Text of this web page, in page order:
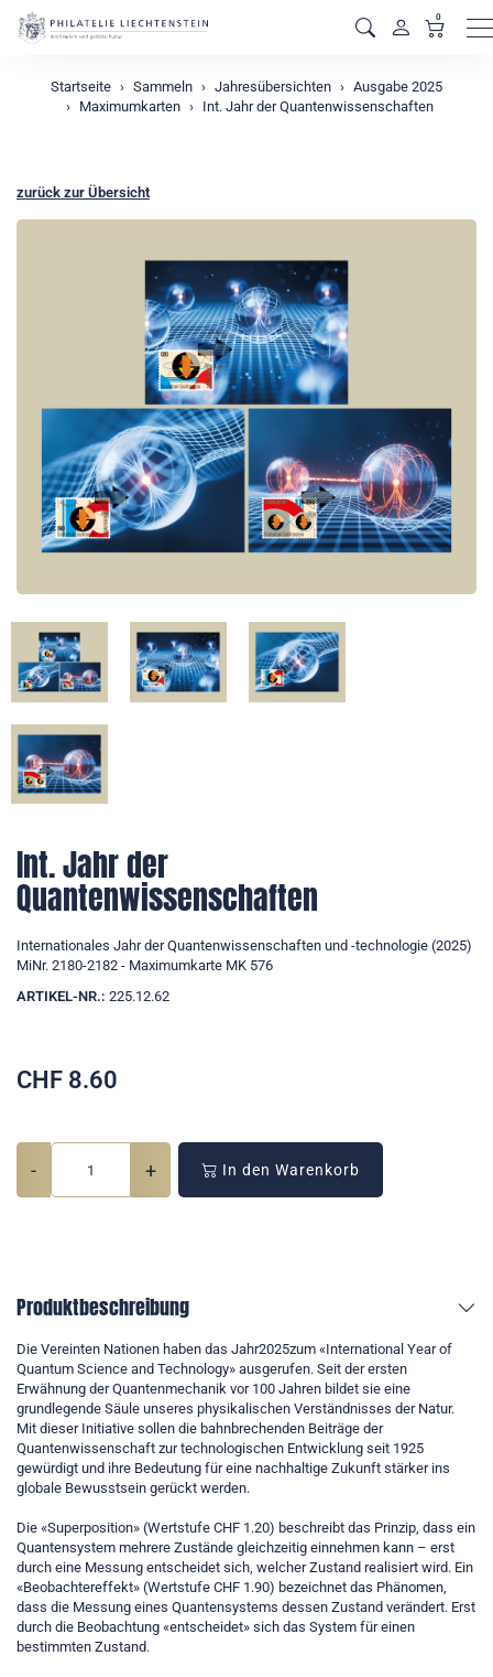
0
Startseite Sammeln Jahresübersichten
Ausgabe 2025
Maximumkarten
Int. Jahr der Quantenwissenschaften
zurück zur Übersicht
Int. Jahr der
Quantenwissenschaften
Internationales Jahr der Quantenwissenschaften und -technologie (2025)
MiNr. 2180-2182 - Maximumkarte MK 576
ARTIKEL-NR.: 225.12.62
CHF 8.60
- + In den Warenkorb
Produktbeschreibung
Die Vereinten Nationen haben das Jahr2025zum «International Year of
Quantum Science and Technology» ausgerufen. Seit der ersten
Erwähnung der Quantenmechanik vor 100 Jahren bildet sie eine
grundlegende Säule unseres physikalischen Verständnisses der Natur.
Mit dieser Initiative sollen die bahnbrechenden Beiträge der
Quantenwissenschaft zur technologischen Entwicklung seit 1925
gewürdigt und ihre Bedeutung für eine nachhaltige Zukunft stärker ins
globale Bewusstsein gerückt werden.
Die «Superposition» (Wertstufe CHF 1.20) beschreibt das Prinzip, dass ein
Quantensystem mehrere Zustände gleichzeitig einnehmen kann – erst
durch eine Messung entscheidet sich, welcher Zustand realisiert wird. Ein
«Beobachtereffekt» (Wertstufe CHF 1.90) bezeichnet das Phänomen,
dass die Messung eines Quantensystems dessen Zustand verändert. Erst
durch die Beobachtung «entscheidet» sich das System für einen
bestimmten Zustand.